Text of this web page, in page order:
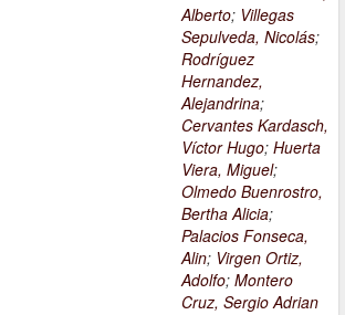
Alberto; Villegas
Sepulveda, Nicolás;
Rodríguez
Hernandez,
Alejandrina;
Cervantes Kardasch,
Víctor Hugo; Huerta
Viera, Miguel;
Olmedo Buenrostro,
Bertha Alicia;
Palacios Fonseca,
Alin; Virgen Ortiz,
Adolfo; Montero
Cruz, Sergio Adrian